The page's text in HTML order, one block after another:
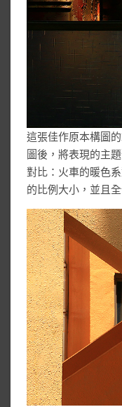
這張佳作原本構圖
圖後，將表現的主
對比：火車的暖色
的比例大小，並且